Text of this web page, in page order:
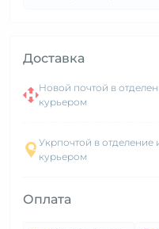
Доставка
Новой почтой в
курьером
Укрпочтой в отделение
курьером
Оплата